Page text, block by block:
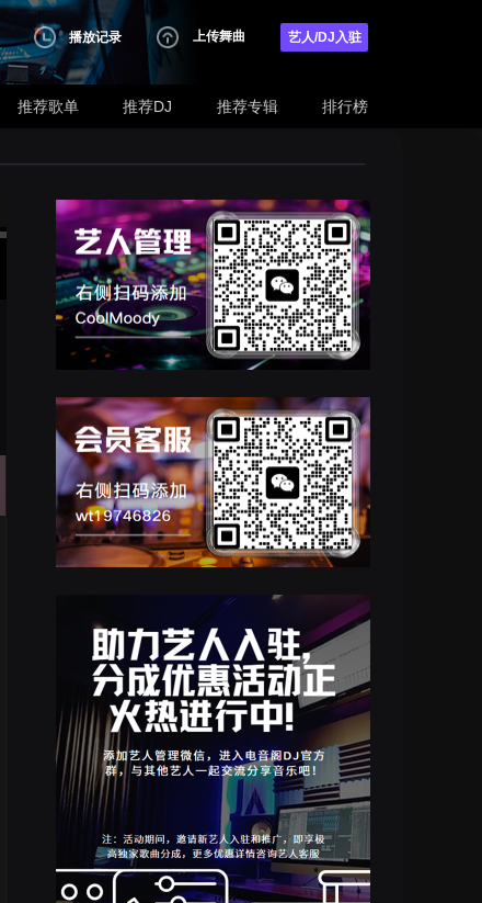
播放记录 上传舞曲 艺人/DJ入驻
推荐歌单 推荐DJ 推荐专辑 排行榜